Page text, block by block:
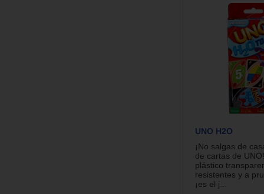
UNO H2O
¡No salgas de
de cartas de
plástico
resistentes y a
¡es el j...